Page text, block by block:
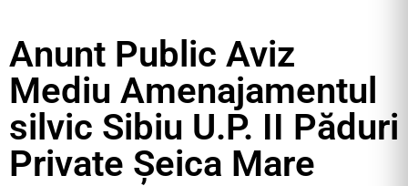
Anunt Public Aviz
Mediu Amenajamentul
silvic Sibiu U.P. II Păduri
Private Șeica Mare